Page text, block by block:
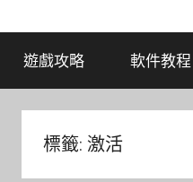
遊戲攻略 軟件教程
標籤: 激活